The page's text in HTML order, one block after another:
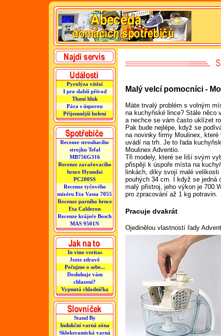
Pyrolýza vítězí
I pro slabší přívod
Tlumí hluk
Pára s úsporou
Příjemnější holení
Recenze strouhacího
strojku Tefal
MB756G316
Recenze zavařovacího
hrnce Hyundai
PC200SS
Recenze tyčového
mixéru Eta Vassa 7055
Recenze parního hrnce
Eta Calderon
Recenze kráječe Bosch
MAS 9501N
In vino veritas
Jezte zdravě
Pečujme o sebe...
Dosluhuje vám
chlazení?
Vypnutá chladnička
Stand By
Indukční varná zóna
Sklokeramická varná
Malý velcí pomocníci -
Máte trvalý problém s volným
na kuchyňské lince? Stále něco
a nechce se vám často uklízet
Pak bude nejlépe, když se
na novinky firmy Moulinex, které
uvádí na trh. Je to řada
Moulinex Adventio.
Tři modely, které se liší svým
přispějí k úspoře místa na
linkách, díky svojí malé
pouhých 34 cm. I když se jedná
malý přistroj, jeho výkon je 700
pro zpracování až 1 kg potravin.
Pracuje dvakrát
Ojedinělou vlastností řady